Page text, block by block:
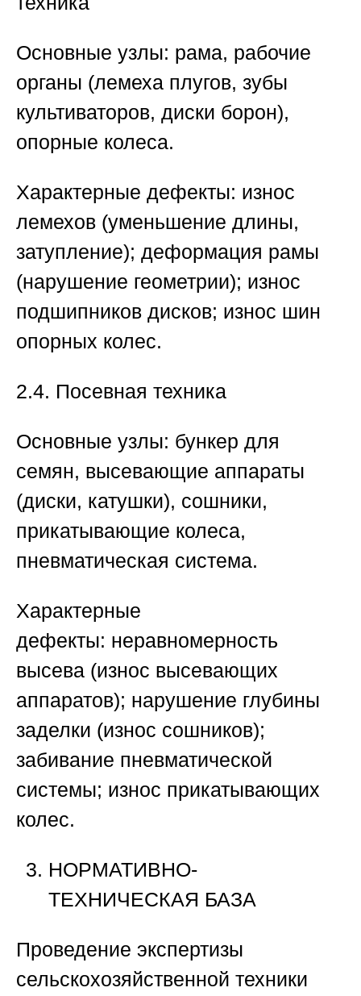
Основные узлы: рама, рабочие
органы (лемеха плугов, зубы
культиваторов, диски борон),
опорные колеса.
Характерные дефекты: износ
лемехов (уменьшение длины,
затупление); деформация рамы
(нарушение геометрии); износ
подшипников дисков; износ шин
опорных колес.
2.4. Посевная техника
Основные узлы: бункер для
семян, высевающие аппараты
(диски, катушки), сошники,
прикатывающие колеса,
пневматическая система.
Характерные
дефекты: неравномерность
высева (износ высевающих
аппаратов); нарушение глубины
заделки (износ сошников);
забивание пневматической
системы; износ прикатывающих
колес.
НОРМАТИВНО-
ТЕХНИЧЕСКАЯ БАЗА
Проведение экспертизы
сельскохозяйственной техники